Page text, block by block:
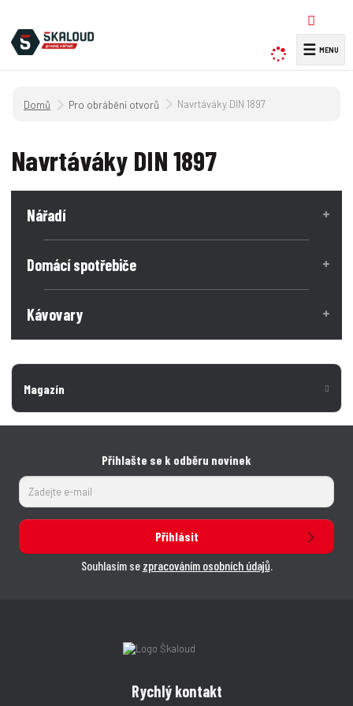
y
l
☰
Úvodní strana
Pro obrábění otvorů Navrtáváky DIN 1897
Navrtáváky DIN 1897
Nářadí
Domácí spotřebiče
Kávovary
Magazín
Přihlašte se k odběru novinek
Přihlásit
Souhlasím se zpracováním osobních údajů.
Rychlý kontakt